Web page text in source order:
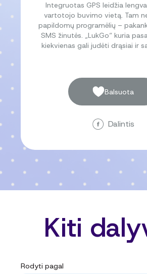
Integruotas GPS leidžia
vartotojo buvimo vietą. Tam
papildomų programėlių –
SMS žinutės. „LukGo“ kuria
kiekvienas gali judėti drąsiai ir
Dalintis
Balsuota
Kiti
Rodyti pagal